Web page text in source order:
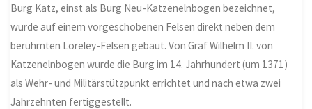
Burg Katz, einst als Burg Neu-Katzenelnbogen bezeichnet,
wurde auf einem vorgeschobenen Felsen direkt neben dem
berühmten Loreley-Felsen gebaut. Von Graf Wilhelm II. von
Katzenelnbogen wurde die Burg im 14. Jahrhundert (um 1371)
als Wehr- und Militärstützpunkt errichtet und nach etwa zwei
Jahrzehnten fertiggestellt.